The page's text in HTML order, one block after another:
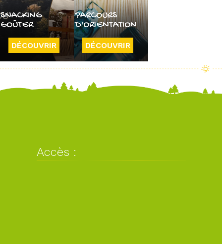
SNACKING
GOÛTER
DÉCOUVRIR
PARCOURS
D'ORIENTATION
DÉCOUVRIR
Accès :